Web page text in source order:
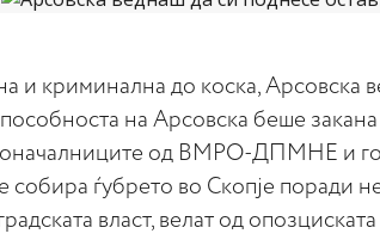
и криминална до коска, Арсовска
на Арсовска беше
од ВМРО-ДПМНЕ и го
собира ѓубрето во Скопје поради
власт, велат од опозциската